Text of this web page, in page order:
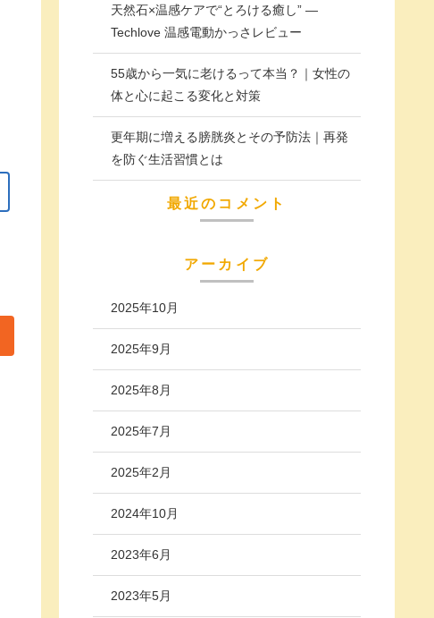
天然石×温感ケアで“とろける癒し” —
Techlove 温感電動かっさレビュー
55歳から一気に老けるって本当？｜女性の
体と心に起こる変化と対策
更年期に増える膀胱炎とその予防法｜再発
を防ぐ生活習慣とは
最近のコメント
アーカイブ
2025年10月
2025年9月
2025年8月
2025年7月
2025年2月
2024年10月
2023年6月
2023年5月